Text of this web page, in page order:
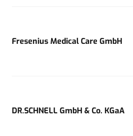
Fresenius Medical Care GmbH
DR.SCHNELL GmbH & Co. KGaA